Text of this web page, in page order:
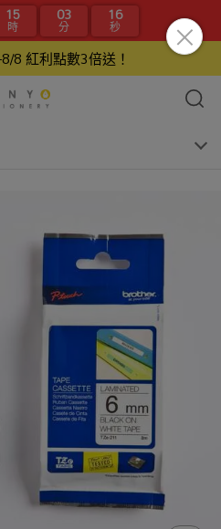
15
時 03
分 15
秒
8 紅利點數3倍送！